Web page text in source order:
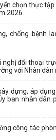
chọn thực
2026
chống bệnh
nghị đối thoại
với Nhân dân
dựng, áp
ban nhân dân
công tác